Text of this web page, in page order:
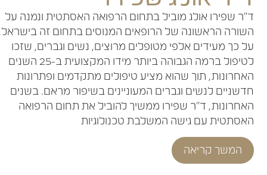
ד"ר שפירו אולג מוביל בתחום הרפואה האסתטית ונמנה על
השורה הראשונה של הרופאים המנוסים בתחום זה בישראל.
על כך מעידים אלפי מטופלים מרוצים, נשים וגברים, שזכו
לטיפול ברמה הגבוהה ביותר מידו המקצועית ב-25 השנים
האחרונות, תוך שהוא מציע טיפולים מתקדמים ופתרונות
חדשניים לנשים וגברים המעוניינים בשיפור מראם. בשנים
האחרונות, ד"ר שפירו ממשיך להוביל את תחום הרפואה
האסתטית עם גישה המשלבת טכנולוגיות
המשך קריאה